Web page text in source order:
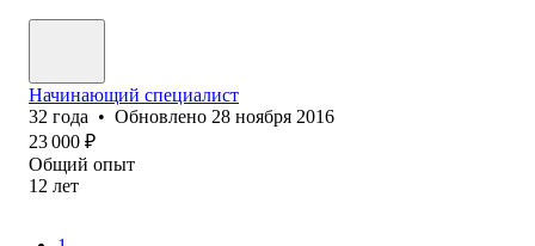
Начинающий специалист
32 года • Обновлено 28 ноября 2016
23 000 ₽
Общий опыт
12 лет